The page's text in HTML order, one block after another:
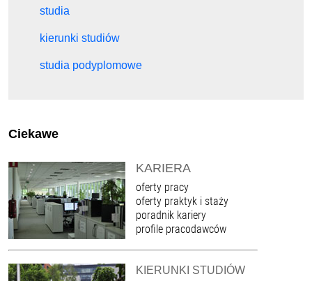
studia
kierunki studiów
studia podyplomowe
Ciekawe
KARIERA
oferty pracy
oferty praktyk i staży
poradnik kariery
profile pracodawców
KIERUNKI STUDIÓW